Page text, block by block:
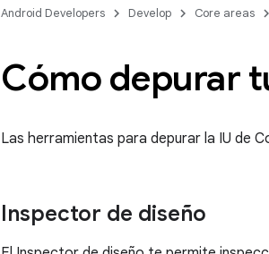
Android Developers Develop Core areas
Cómo depurar
Las herramientas para depurar la IU de
Inspector de diseño